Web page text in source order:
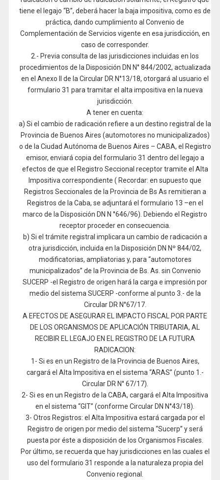
tiene el legajo “B”, deberá hacer la baja impositiva, como es de
práctica, dando cumplimiento al Convenio de
Complementación de Servicios vigente en esa jurisdicción, en
caso de corresponder.
2.- Previa consulta de las jurisdicciones incluidas en los
procedimientos de la Disposición DN N° 844/2002, actualizada
en el Anexo II de la Circular DR N°13/18, otorgará al usuario el
formulario 31 para tramitar el alta impositiva en la nueva
jurisdicción.
A tener en cuenta:
a) Si el cambio de radicación refiere a un destino registral de la
Provincia de Buenos Aires (automotores no municipalizados)
o de la Ciudad Autónoma de Buenos Aires – CABA, el Registro
emisor, enviará copia del formulario 31 dentro del legajo a
efectos de que el Registro Seccional receptor tramite el Alta
Impositiva correspondiente ( Recordar: en supuesto que
Registros Seccionales de la Provincia de Bs As remitieran a
Registros de la Caba, se adjuntará el formulario 13 –en el
marco de la Disposición DN N °646/96). Debiendo el Registro
receptor proceder en consecuencia.
b) Si el trámite registral implicara un cambio de radicación a
otra jurisdicción, incluida en la Disposición DN Nº 844/02,
modificatorias, ampliatorias y, para “automotores
municipalizados” de la Provincia de Bs. As. sin Convenio
SUCERP -el Registro de origen hará la carga e impresión por
medio del sistema SUCERP -conforme al punto 3.- de la
Circular DR N°67/17.
A EFECTOS DE ASEGURAR EL IMPACTO FISCAL POR PARTE
DE LOS ORGANISMOS DE APLICACIÓN TRIBUTARIA, AL
RECIBIR EL LEGAJO EN EL REGISTRO DE LA FUTURA
RADICACION:
1- Si es en un Registro de la Provincia de Buenos Aires,
cargará el Alta Impositiva en el sistema “ARAS” (punto 1.-
Circular DR N° 67/17).
2- Si es en un Registro de la CABA, cargará el Alta Impositiva
en el sistema “GIT” (conforme Circular DN N°43/18).
3- Otros Registros: el Alta Impositiva estará cargada por el
Registro de origen por medio del sistema “Sucerp” y será
puesta por éste a disposición de los Organismos Fiscales.
Por último, se recuerda que hay jurisdicciones en las cuales el
uso del formulario 31 responde a la naturaleza propia del
Convenio regional.